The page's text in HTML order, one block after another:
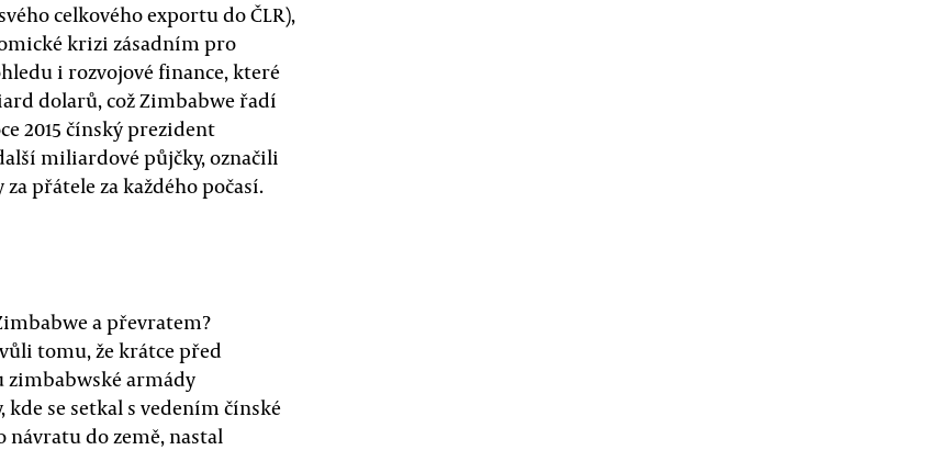
celkového exportu do ČLR),
krizi zásadním pro
i rozvojové finance, které
dolarů, což Zimbabwe řadí
2015 čínský prezident
miliardové půjčky, označili
přátele za každého počasí.
a převratem?
tomu, že krátce před
zimbabwské armády
se setkal s vedením čínské
do země, nastal